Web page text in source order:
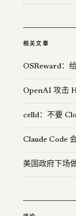
相关文章
OSReward：
OpenAI 攻击
celld：不要
Claude Code
美国政府下场